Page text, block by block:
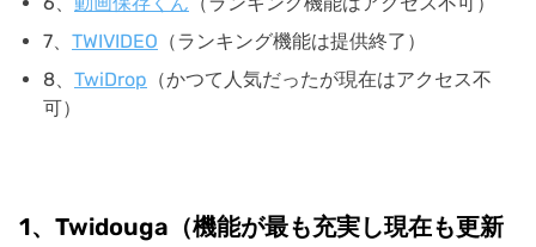
7、 TWIVIDEO （ランキング機能は提供終了）
8、 TwiDrop （かつて人気だったが現在はアクセス不
可）
1、Twidouga（機能が最も充実し現在も更新